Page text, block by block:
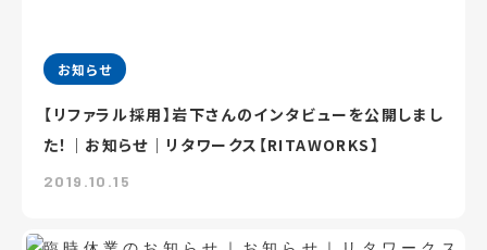
お知らせ
【リファラル採用】岩下さんのインタビューを公開しまし
た！｜お知らせ｜リタワークス【RITAWORKS】
2019.10.15